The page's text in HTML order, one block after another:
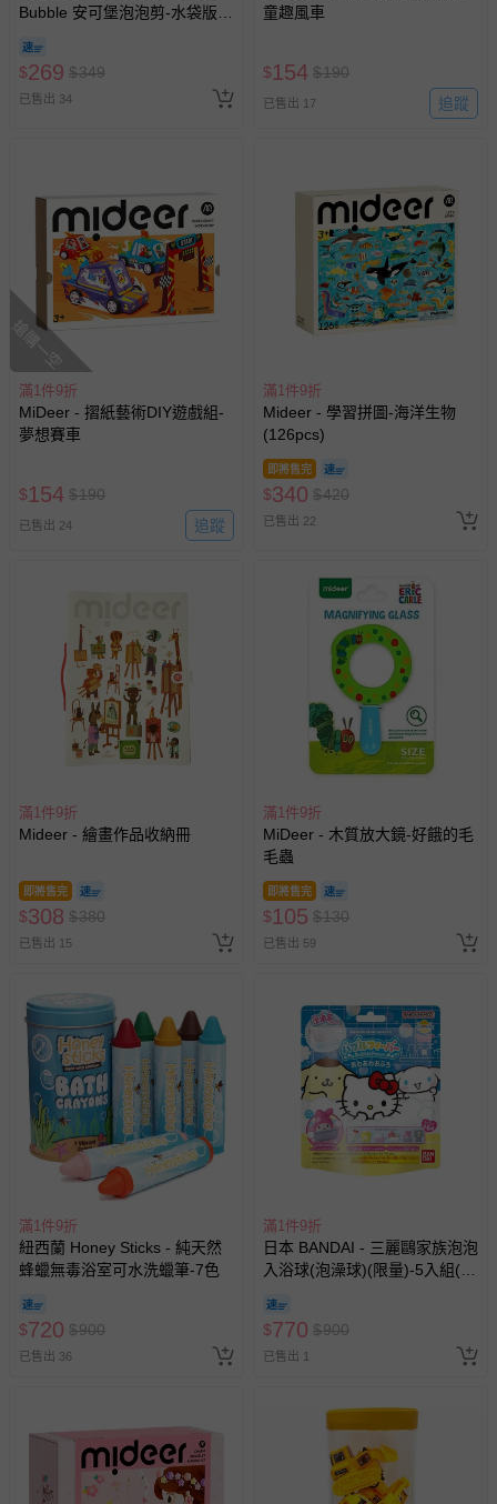
Bubble 安可堡泡泡剪-水袋版
$269 $349
已售出 34
童趣風車
$154 $190
已售出 17 追蹤
搶購一空
滿1件9折
MiDeer - 摺紙藝術DIY遊戲組-
夢想賽車
$154 $190
已售出 24 追蹤
滿1件9折
Mideer - 學習拼圖-海洋生物
(126pcs)
即將售完
$340 $420
已售出 22
滿1件9折
Mideer - 繪畫作品收納冊
即將售完
$308 $380
已售出 15
滿1件9折
MiDeer - 木質放大鏡-好餓的毛
毛蟲
即將售完
$105 $130
已售出 59
滿1件9折
紐西蘭 Honey Sticks - 純天然
蜂蠟無毒浴室可水洗蠟筆-7色
$720 $900
已售出 36
滿1件9折
日本 BANDAI - 三麗鷗家族泡泡
入浴球(泡澡球)(限量)-5入組(隨
$770 $900
已售出 1